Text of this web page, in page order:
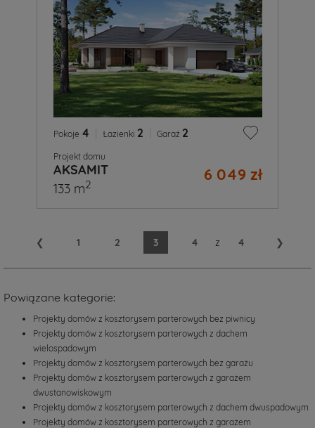
Pokoje 4 Łazienki 2 Garaż 2
Projekt domu
AKSAMIT 6 049 zł
133 m2
❮ 1 2 3 4 z 4 ❯
Powiązane kategorie:
Projekty domów z kosztorysem parterowych bez piwnicy
Projekty domów z kosztorysem parterowych z dachem
wielospadowym
Projekty domów z kosztorysem parterowych bez garażu
Projekty domów z kosztorysem parterowych z garażem
dwustanowiskowym
Projekty domów z kosztorysem parterowych z dachem dwuspadowym
Projekty domów z kosztorysem parterowych z garażem